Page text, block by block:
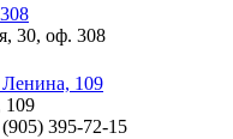
30, оф. 308
109
109
395-72-15